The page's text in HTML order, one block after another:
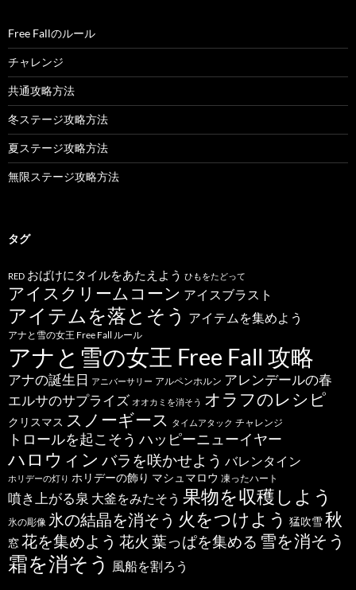
Free Fallのルール
チャレンジ
共通攻略方法
冬ステージ攻略方法
夏ステージ攻略方法
無限ステージ攻略方法
タグ
RED おばけにタイルをあたえよう ひもをたどって
アイスクリームコーン アイスブラスト
アイテムを落とそう アイテムを集めよう
アナと雪の女王 Free Fall ルール
アナと雪の女王 Free Fall 攻略
アナの誕生日 アニバーサリー アルペンホルン アレンデールの春
エルサのサプライズ オオカミを消そう オラフのレシピ
クリスマス スノーギース タイムアタック チャレンジ
トロールを起こそう ハッピーニューイヤー
ハロウィン バラを咲かせよう バレンタイン
ホリデーの灯り ホリデーの飾り マシュマロウ 凍ったハート
噴き上がる泉 大釜をみたそう 果物を収穫しよう
氷の彫像 氷の結晶を消そう 火をつけよう 猛吹雪秋
窓花を集めよう 花火 葉っぱを集める 雪を消そう
霜を消そう 風船を割ろう